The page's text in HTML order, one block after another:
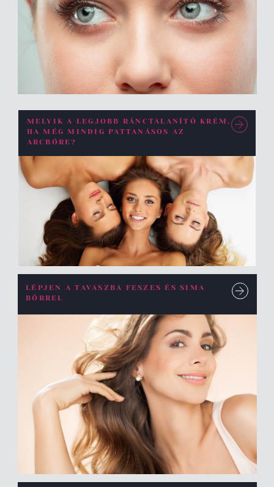
MELYIK A LEGJOBB RÁNCTALANÍTÓ KRÉM,
HA MÉG MINDIG PATTANÁSOS AZ
ARCBŐRE?
LÉPJEN A TAVASZBA FESZES ÉS SIMA
BŐRREL